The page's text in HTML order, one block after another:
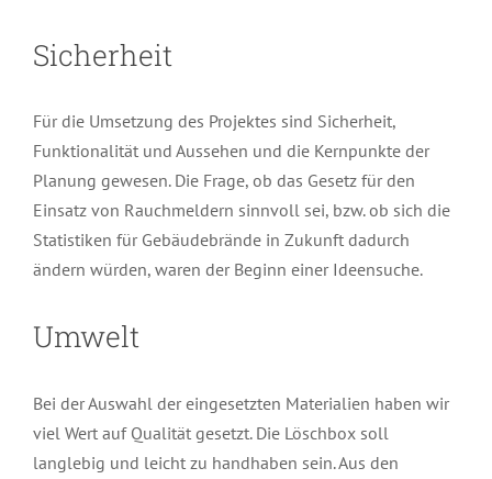
Sicherheit
Für die Umsetzung des Projektes sind Sicherheit,
Funktionalität und Aussehen und die Kernpunkte der
Planung gewesen. Die Frage, ob das Gesetz für den
Einsatz von Rauchmeldern sinnvoll sei, bzw. ob sich die
Statistiken für Gebäudebrände in Zukunft dadurch
ändern würden, waren der Beginn einer Ideensuche.
Umwelt
Bei der Auswahl der eingesetzten Materialien haben wir
viel Wert auf Qualität gesetzt. Die Löschbox soll
langlebig und leicht zu handhaben sein. Aus den